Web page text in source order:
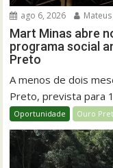
ago 6, 2026
Mart Minas abre
programa social
Preto
A menos de dois
Preto, prevista para
Oportunidade Ouro